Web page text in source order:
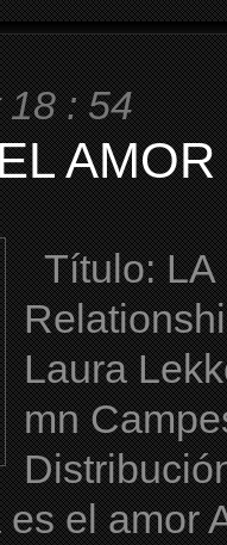
: 54
Título: LA
Laura
mn
el amor